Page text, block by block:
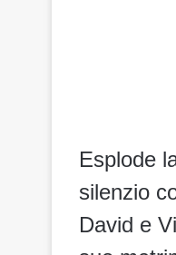
Esplode
silenzio
David e